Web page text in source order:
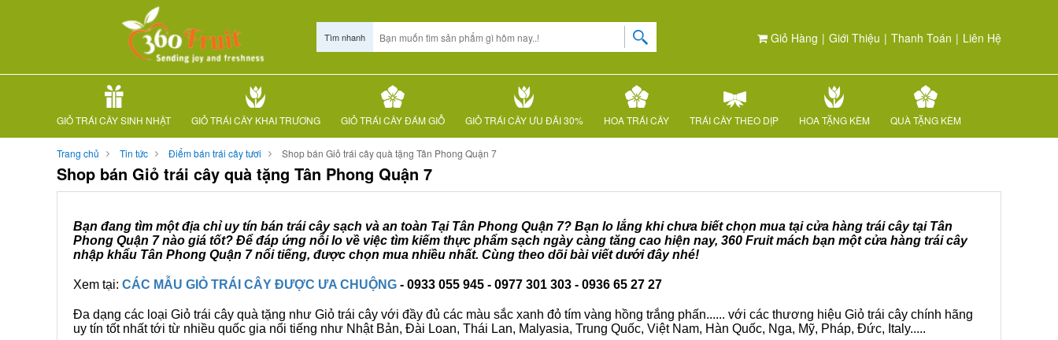
Giỏ Hàng | Giới Thiệu | Thanh Toán | Liên Hệ
Tìm nhanh
GIỎ TRÁI CÂY SINH NHẬT GIỎ TRÁI CÂY KHAI TRƯƠNG GIỎ TRÁI CÂY ĐÁM GIỖ GIỎ TRÁI CÂY ƯU ĐÃI 30% HOA TRÁI CÂY TRÁI CÂY THEO DỊP HOA TẶNG KÈM QUÀ TẶNG KÈM
Trang chủ Tin tức Điểm bán trái cây tươi Shop bán Giỏ trái cây quà tặng Tân Phong Quận 7
Shop bán Giỏ trái cây quà tặng Tân Phong Quận 7
Bạn đang tìm một địa chỉ uy tín bán trái cây sạch và an toàn Tại Tân Phong Quận 7? Bạn lo lắng khi chưa biết chọn mua tại cửa hàng trái cây tại Tân
Phong Quận 7 nào giá tốt? Để đáp ứng nỗi lo về việc tìm kiếm thực phẩm sạch ngày càng tăng cao hiện nay, 360 Fruit mách bạn một cửa hàng trái cây
nhập khẩu Tân Phong Quận 7 nổi tiếng, được chọn mua nhiều nhất. Cùng theo dõi bài viết dưới đây nhé!
Xem tại: CÁC MẪU GIỎ TRÁI CÂY ĐƯỢC ƯA CHUỘNG - 0933 055 945 - 0977 301 303 - 0936 65 27 27
Đa dạng các loại Giỏ trái cây quà tặng như Giỏ trái cây với đầy đủ các màu sắc xanh đỏ tím vàng hồng trắng phấn...... với các thương hiệu Giỏ trái cây chính hãng
uy tín tốt nhất tới từ nhiều quốc gia nổi tiếng như Nhật Bản, Đài Loan, Thái Lan, Malyasia, Trung Quốc, Việt Nam, Hàn Quốc, Nga, Mỹ, Pháp, Đức, Italy.....